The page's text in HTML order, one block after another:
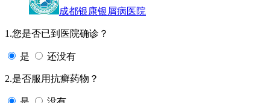
成都银康银屑病医院
1.您是否已到医院确诊？
是 还没有
2.是否服用抗癣药物？